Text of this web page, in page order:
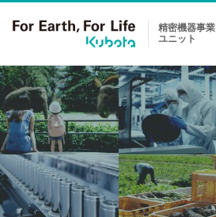
コンテンツへスキップ
精密機器事業
ユニット